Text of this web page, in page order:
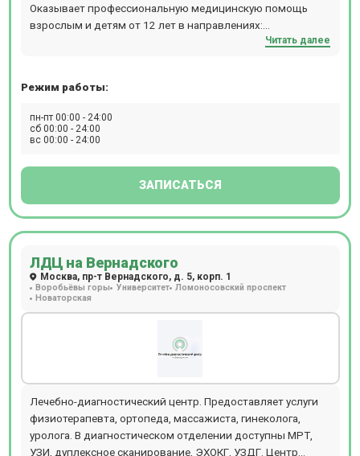
Оказывает профессиональную медицинскую помощь
взрослым и детям от 12 лет в направлениях:
Круглосуточно проводит МРТ и КТ-обследования.
абонементы. Прием по записи. Расположение: м.
Бабушкинская, 5 минут езды (автобус № 181, 696;
Читать далее
Режим работы:
пн-пт 00:00 - 24:00
сб 00:00 - 24:00
вс 00:00 - 24:00
ЗАПИСАТЬСЯ
ЛДЦ на Вернадского
Москва, пр-т Вернадского, д. 5, корп. 1
Воробьёвы горы Университет Ломоносовский проспект
Новаторская
Лечебно-диагностический центр. Предоставляет услуги
физиотерапевта, ортопеда, массажиста, гинеколога,
уролога. В диагностическом отделении доступны МРТ,
УЗИ, дуплексное сканирование, ЭХОКГ, УЗДГ. Центр